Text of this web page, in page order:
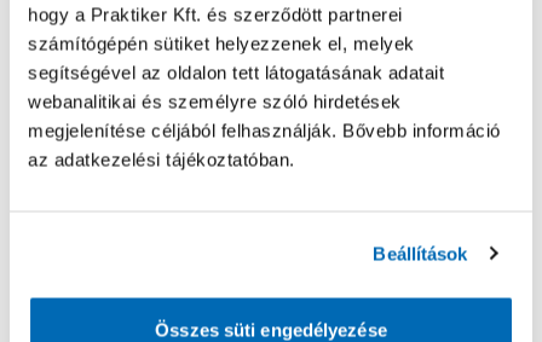
hogy a Praktiker Kft. és szerződött partnerei
számítógépén sütiket helyezzenek el, melyek
segítségével az oldalon tett látogatásának adatait
webanalitikai és személyre szóló hirdetések
megjelenítése céljából felhasználják. Bővebb információ
az adatkezelési tájékoztatóban.
Beállítások
Összes süti engedélyezése